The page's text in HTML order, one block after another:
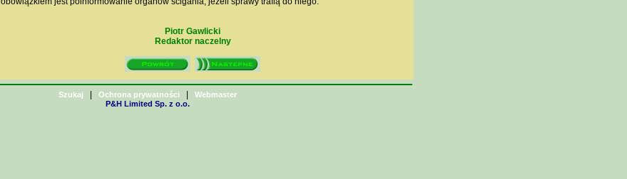
Piotr Gawlicki
Redaktor naczelny
Szukaj Ochrona prywatności
Webmaster
P&H Limited Sp. z o.o.